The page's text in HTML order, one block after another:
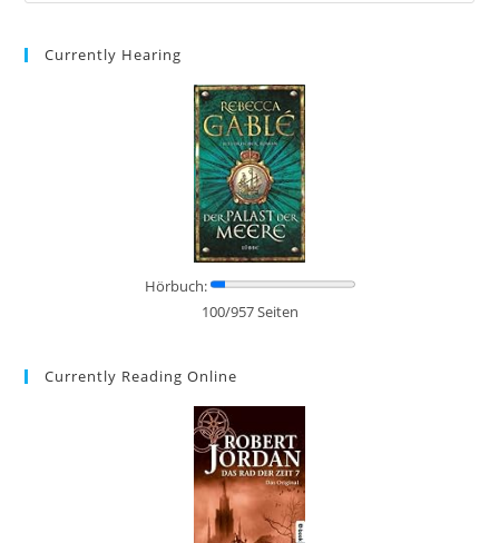
Currently Hearing
Hörbuch:
100/957 Seiten
Currently Reading Online